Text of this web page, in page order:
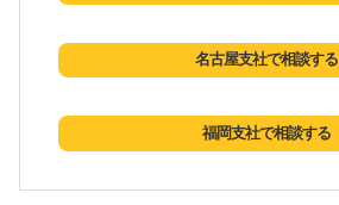
名古屋支社で相談する
福岡支社で相談する